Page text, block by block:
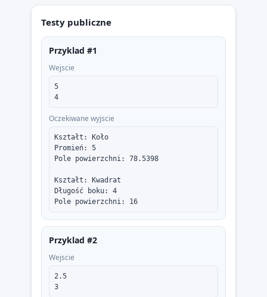
Testy publiczne
Przyklad #1
Wejscie
5
4
Oczekiwane wyjscie
Kształt: Koło
Promień: 5
Pole powierzchni: 78.5398
Kształt: Kwadrat
Długość boku: 4
Pole powierzchni: 16
Przyklad #2
Wejscie
2.5
3